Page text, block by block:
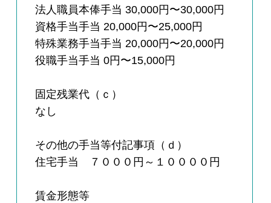
法人職員本俸手当 30,000円〜30,000円
資格手当手当 20,000円〜25,000円
特殊業務手当手当 20,000円〜20,000円
役職手当手当 0円〜15,000円
固定残業代（ｃ）
なし
その他の手当等付記事項（ｄ）
住宅手当 ７０００円～１００００円
賃金形態等